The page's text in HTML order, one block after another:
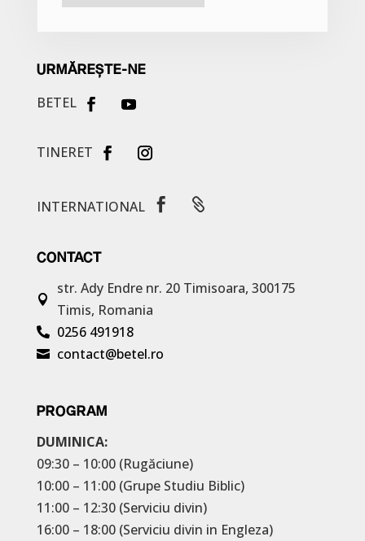
URMĂREȘTE-NE
BETEL
TINERET
INTERNATIONAL  
CONTACT

str. Ady Endre nr. 20 Timisoara, 300175
Timis, Romania
 0256 491918
 contact@betel.ro
PROGRAM
DUMINICA:
09:30 – 10:00 (Rugăciune)
10:00 – 11:00 (Grupe Studiu Biblic)
11:00 – 12:30 (Serviciu divin)
16:00 – 18:00 (Serviciu divin in Engleza)